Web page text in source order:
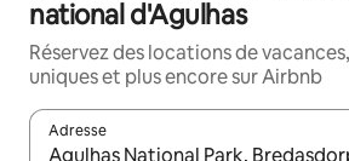
national d'Agulhas
Réservez des locations de
uniques et plus encore sur Airbnb
Adresse
Lorsque les résultats s'affichent,